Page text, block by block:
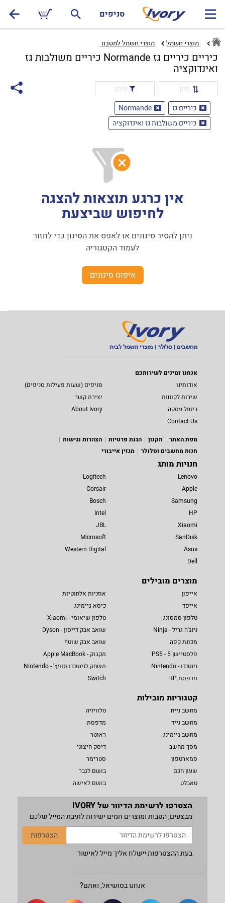
סניפים
מוצרי חשמל מוצרי חשמל למטבח ‏
כיריים כיריים גז Normande כיריים משולבות גז
ואינדוקציה
מיון
סינון
כיריים גז
Normande
כיריים משולבות גז ואינדוקציה
אין כרגע תוצאות להצגה
לחיפוש שביצעת
ניתן להסיר סינונים או לאפס את הסינון כדי לחזור
לעמוד הקטגוריה
איפוס סינונים
אנחנו זמינים לשירותכם
אודותינו
סניפים (שעות פעילות סניפים)
שירות לקוחות
יצירת קשר
ביטול עסקה
About Ivory
Contact Us
מפת האתר
תקנון הגנת פרטיות
הצהרות נגישות
חנות מחשבים וסלולר
מגזין אייבורי
חנויות מותג
Lenovo
Apple
Samsung
HP
Xiaomi
SanDisk
Asus
Dell
Logitech
Corsair
Bosch
Intel
JBL
Microsoft
Western Digital
מוצרים מובילים
אייפון
אייפד
טלפון סמסונג
נינג'ה גריל - Ninja
מכונת קפה
פלסטיישן 5 - PS5
נינטנדו - Nintendo
מדפסת HP
אוזניות אלחוטיות
כיסא גיימינג
טלפון שיאומי - Xiaomi
שואב אבק דייסון - Dyson
שואב אבק שוטף
מקבוק - Apple MacBook
משחק לנינטנדו סוויץ' - Nintendo
Switch
קטגוריות מובילות
מחשב נייח
מחשב נייד
מחשב גיימינג
מסך מחשב
סמארטפון
שעון חכם
טאבלט
טלוויזיה
מדפסת
ראוטר
דיסק חיצוני
סטרימר
בושם לגבר
בושם לאישה
הצטרפו לרשימת הדיוור של IVORY
מבצעים, הטבות ומוצרים חמים ישירות לתיבת המייל שלכם
הצטרפות
בעת ההצטרפות יישלח אליך מייל לאישור
אנחנו בסושיאל, ואתם?